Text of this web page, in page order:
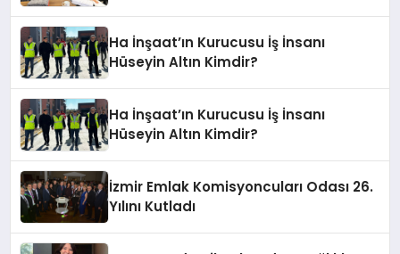
Ha İnşaat’ın Kurucusu İş İnsanı
Hüseyin Altın Kimdir?
Ha İnşaat’ın Kurucusu İş İnsanı
Hüseyin Altın Kimdir?
İzmir Emlak Komisyoncuları Odası 26.
Yılını Kutladı